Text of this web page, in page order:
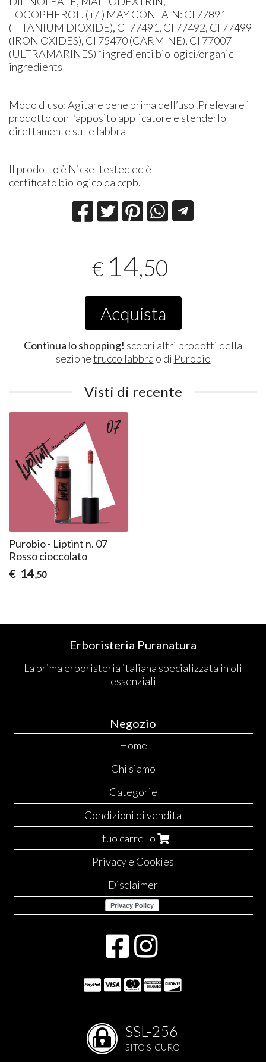
TOCOPHEROL. (+/-) MAY CONTAIN: CI 77891
(TITANIUM DIOXIDE), CI 77491, CI 77492, CI 77499
(IRON OXIDES), CI 75470 (CARMINE), CI 77007
(ULTRAMARINES) *ingredienti biologici/organic
ingredients
Modo d'uso: Agitare bene prima dell’uso .Prelevare il
prodotto con l’apposito applicatore e stenderlo
direttamente sulle labbra
Il prodotto è Nickel tested ed è
certificato biologico da ccpb.
€ 14,50
Acquista
Continua lo shopping! scopri altri prodotti della
sezionetrucco labbra o di Purobio
Visti di recente
Purobio - Liptint n. 07
Rosso cioccolato
€ 14,50
Erboristeria Puranatura
La prima erboristeria italiana specializzata in oli
essenziali
Negozio
Home
Chi siamo
Categorie
Condizioni di vendita
Il tuo carrello
Privacy e Cookies
Disclaimer
SSL-256
SITO SICURO